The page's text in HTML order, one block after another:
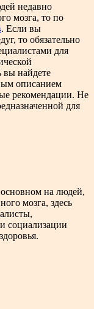
недавно
мозга, то по
. Если вы
то обязательно
для
вы найдете
описанием
рекомендации. Не
для
на людей,
мозга, здесь
социализации